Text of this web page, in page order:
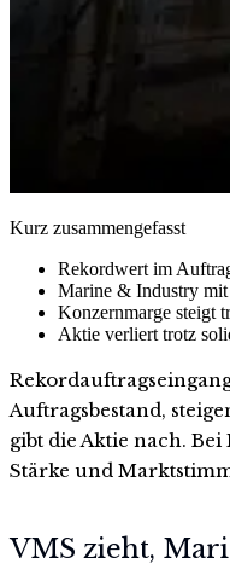
Kurz zusammengefasst
Rekordwert im
Marine & Industry
Konzernmarge steigt
Aktie verliert trotz
Auftragsbestand,
gibt die Aktie nach.
Stärke und
VMS zieht,